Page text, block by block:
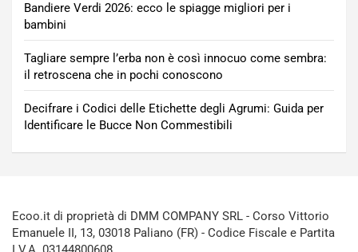
Bandiere Verdi 2026: ecco le spiagge migliori per i
bambini
Tagliare sempre l’erba non è così innocuo come sembra:
il retroscena che in pochi conoscono
Decifrare i Codici delle Etichette degli Agrumi: Guida per
Identificare le Bucce Non Commestibili
Ecoo.it di proprietà di DMM COMPANY SRL - Corso Vittorio
Emanuele II, 13, 03018 Paliano (FR) - Codice Fiscale e Partita